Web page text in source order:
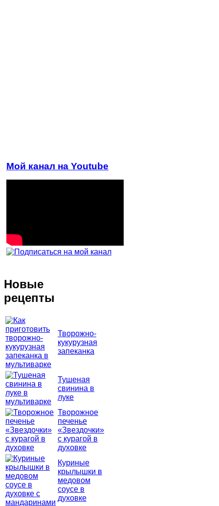
Мой канал на Youtube
Новые
рецепты
Творожно-
кукурузная
запеканка
Тушеная
свинина в
луке
Творожное
печенье
«Звездочки»
с курагой в
духовке
Куриные
крылышки в
медовом
соусе в
духовке